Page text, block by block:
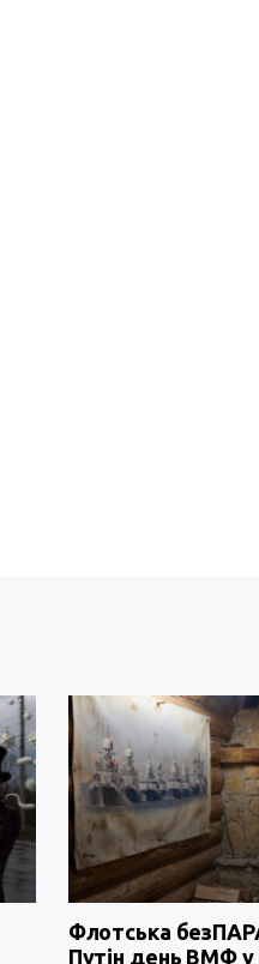
Флотська
Путін день ВМФ у